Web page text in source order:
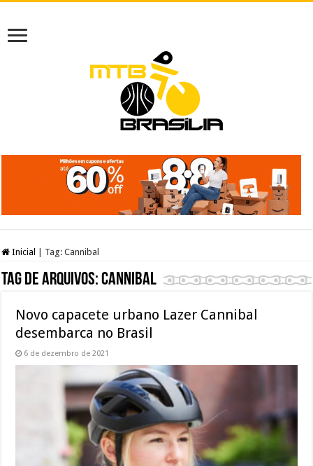
Inicial Tag:Cannibal
Tag de arquivos:Cannibal
Novo capacete urbano Lazer Cannibal
desembarca no Brasil
6 de dezembro de 2021